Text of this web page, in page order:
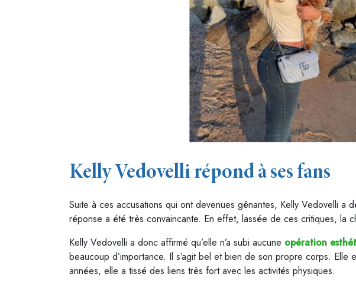
Kelly Vedovelli répond à ses fans
Suite à ces accusations qui ont devenues gênantes, Kelly Vedovelli a
réponse a été très convaincante. En effet, lassée de ces critiques, la
Kelly Vedovelli a donc affirmé qu’elle n’a subi aucune opération
beaucoup d’importance. Il s’agit bel et bien de son propre corps.
années, elle a tissé des liens très fort avec les activités physiques.